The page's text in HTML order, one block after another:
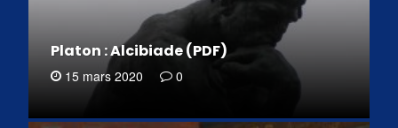
Platon : Alcibiade (PDF)
15 mars 2020 0